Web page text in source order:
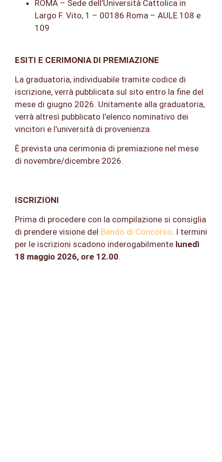
ROMA – Sede dell’Università Cattolica in
Largo F. Vito, 1 – 00186 Roma – AULE 108 e
109
ESITI E CERIMONIA DI PREMIAZIONE
La graduatoria, individuabile tramite codice di
iscrizione, verrà pubblicata sul sito entro la fine del
mese di giugno 2026. Unitamente alla graduatoria,
verrà altresì pubblicato l’elenco nominativo dei
vincitori e l’università di provenienza.
È prevista una cerimonia di premiazione nel mese
di novembre/dicembre 2026.
ISCRIZIONI
Prima di procedere con la compilazione si consiglia
di prendere visione del Bando di Concorso. I termini
per le iscrizioni scadono inderogabilmente lunedì
18 maggio 2026, ore 12.00.